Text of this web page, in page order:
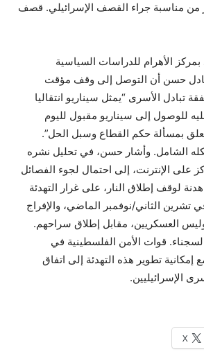
من مناسبة جراء القصف الإسرائيلي. قصف
الأهرام للدراسات السياسية
عادل حسن أن التوصل إلى وقف مؤقت
تبادل الأسرى “يمثل سيناريو انتقاليا
للوصول إلى سيناريو مقبول لليوم
بمسألة حكم القطاع وسبل الحل”.
الشامل. وأشار حسن، في تحليل نشره
على الإنترنت، إلى احتمال لجوء الفصائل
لوقف إطلاق النار، على غرار التهدئة
تشرين الثاني/نوفمبر الماضي، والإفراج
العسكريين، مقابل إطلاق سراحهم.
قوات الأمن الفلسطينية في
إمكانية تطوير هذه التهدئة إلى اتفاق
الإسرائيليين.
X